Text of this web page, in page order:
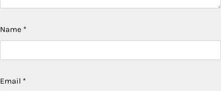
Name *
Email *